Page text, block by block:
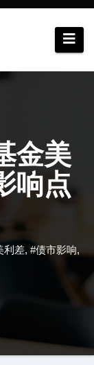
金美
响点
利差, #债市影响,